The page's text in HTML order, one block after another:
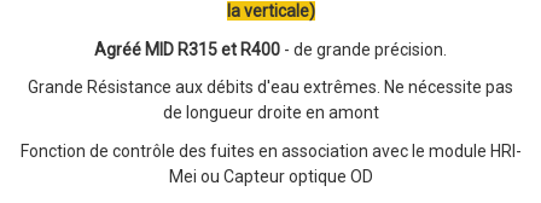
la verticale)
Agréé MID R315 et R400 - de grande précision.
Grande Résistance aux débits d'eau extrêmes. Ne nécessite pas
de longueur droite en amont
Fonction de contrôle des fuites en association avec le module HRI-
Mei ou Capteur optique OD